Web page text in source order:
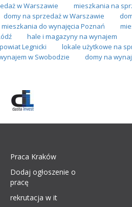
w Warszawie
mieszkania na
domy na sprzedaż w Warszawie
mieszkania do wynajęcia Poznań
hale i magazyny na wynajem
Legnicki
lokale użytkowe na
w Swobodzie domy na
Praca Kraków
Dodaj ogłoszenie o
pracę
rekrutacja w it